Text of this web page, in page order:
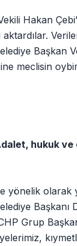
Hakan
aktardılar.
Başkan
meclisin
hukuk
yönelik olarak
Başkanı
Grup